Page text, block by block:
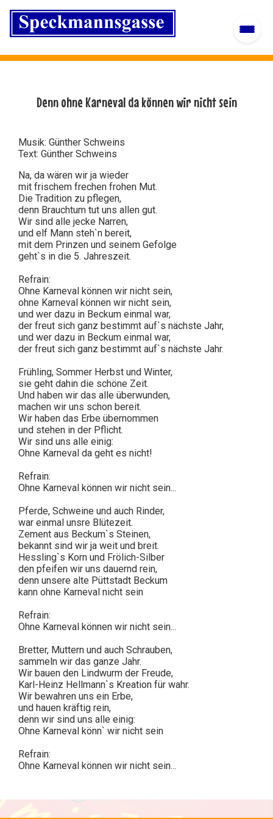
Denn ohne Karneval da können wir nicht sein
Musik: Günther Schweins
Text: Günther Schweins
Na, da wären wir ja wieder
mit frischem frechen frohen Mut.
Die Tradition zu pflegen,
denn Brauchtum tut uns allen gut.
Wir sind alle jecke Narren,
und elf Mann steh`n bereit,
mit dem Prinzen und seinem Gefolge
geht`s in die 5. Jahreszeit.
Refrain:
Ohne Karneval können wir nicht sein,
ohne Karneval können wir nicht sein,
und wer dazu in Beckum einmal war,
der freut sich ganz bestimmt auf`s nächste Jahr,
und wer dazu in Beckum einmal war,
der freut sich ganz bestimmt auf`s nächste Jahr.
Frühling, Sommer Herbst und Winter,
sie geht dahin die schöne Zeit.
Und haben wir das alle überwunden,
machen wir uns schon bereit.
Wir haben das Erbe übernommen
und stehen in der Pflicht.
Wir sind uns alle einig:
Ohne Karneval da geht es nicht!
Refrain:
Ohne Karneval können wir nicht sein...
Pferde, Schweine und auch Rinder,
war einmal unsre Blütezeit.
Zement aus Beckum`s Steinen,
bekannt sind wir ja weit und breit.
Hessling`s Korn und Frölich-Silber
den pfeifen wir uns dauernd rein,
denn unsere alte Püttstadt Beckum
kann ohne Karneval nicht sein
Refrain:
Ohne Karneval können wir nicht sein...
Bretter, Muttern und auch Schrauben,
sammeln wir das ganze Jahr.
Wir bauen den Lindwurm der Freude,
Karl-Heinz Hellmann`s Kreation für wahr.
Wir bewahren uns ein Erbe,
und hauen kräftig rein,
denn wir sind uns alle einig:
Ohne Karneval könn` wir nicht sein
Refrain:
Ohne Karneval können wir nicht sein...